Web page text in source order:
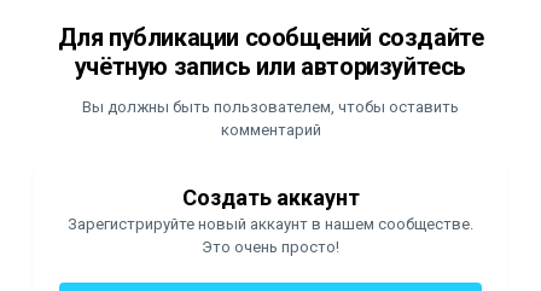
Для публикации сообщений создайте
учётную запись или авторизуйтесь
Вы должны быть пользователем, чтобы оставить
комментарий
Создать аккаунт
Зарегистрируйте новый аккаунт в нашем сообществе.
Это очень просто!